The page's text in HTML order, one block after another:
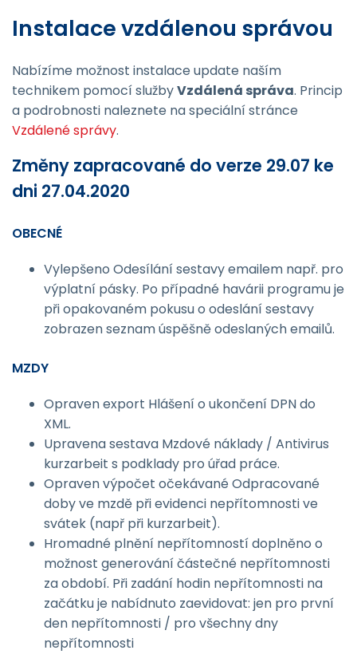
Instalace vzdálenou správou
Nabízíme možnost instalace update naším
technikem pomocí službyVzdálená správa. Princip
a podrobnosti naleznete na speciální stránce
Vzdálené správy.
Změny zapracované do verze 29.07 ke
dni 27.04.2020
OBECNÉ
Vylepšeno Odesílání sestavy emailem např. pro
výplatní pásky. Po případné havárii programu je
při opakovaném pokusu o odeslání sestavy
zobrazen seznam úspěšně odeslaných emailů.
MZDY
Opraven export Hlášení o ukončení DPN do
XML.
Upravena sestava Mzdové náklady / Antivirus
kurzarbeit s podklady pro úřad práce.
Opraven výpočet očekávané Odpracované
doby ve mzdě při evidenci nepřítomnosti ve
svátek (např při kurzarbeit).
Hromadné plnění nepřítomností doplněno o
možnost generování částečné nepřítomnosti
za období. Při zadání hodin nepřítomnosti na
začátku je nabídnuto zaevidovat: jen pro první
den nepřítomnosti / pro všechny dny
nepřítomnosti